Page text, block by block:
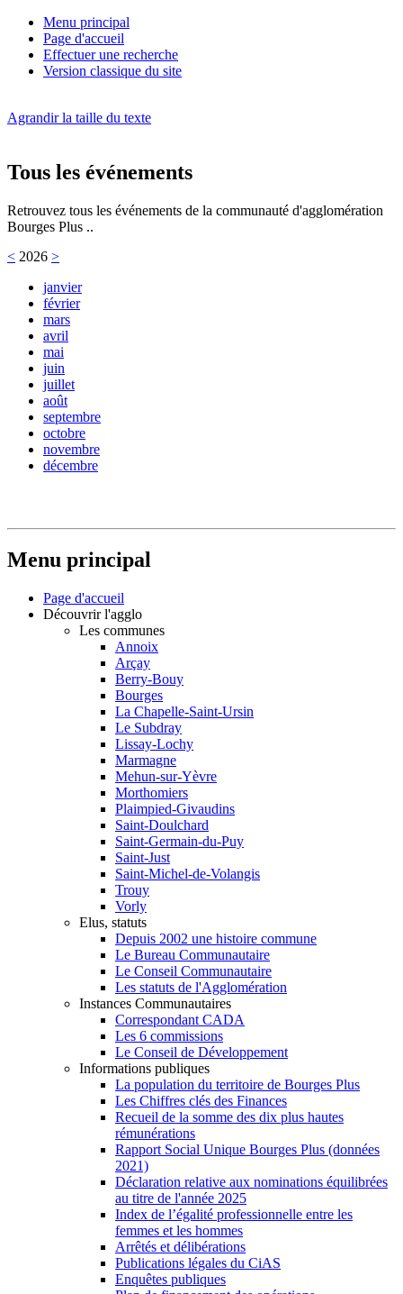
Menu principal
Page d'accueil
Effectuer une recherche
Version classique du site
Agrandir la taille du texte
Tous les événements
Retrouvez tous les événements de la communauté d'agglomération
Bourges Plus ..
< 2026 >
janvier
février
mars
avril
mai
juin
juillet
août
septembre
octobre
novembre
décembre
Menu principal
Page d'accueil
Découvrir l'agglo
Les communes
Annoix
Arçay
Berry-Bouy
Bourges
La Chapelle-Saint-Ursin
Le Subdray
Lissay-Lochy
Marmagne
Mehun-sur-Yèvre
Morthomiers
Plaimpied-Givaudins
Saint-Doulchard
Saint-Germain-du-Puy
Saint-Just
Saint-Michel-de-Volangis
Trouy
Vorly
Elus, statuts
Depuis 2002 une histoire commune
Le Bureau Communautaire
Le Conseil Communautaire
Les statuts de l'Agglomération
Instances Communautaires
Correspondant CADA
Les 6 commissions
Le Conseil de Développement
Informations publiques
La population du territoire de Bourges Plus
Les Chiffres clés des Finances
Recueil de la somme des dix plus hautes
rémunérations
Rapport Social Unique Bourges Plus (données
2021)
Déclaration relative aux nominations équilibrées
au titre de l'année 2025
Index de l’égalité professionnelle entre les
femmes et les hommes
Arrêtés et délibérations
Publications légales du CiAS
Enquêtes publiques